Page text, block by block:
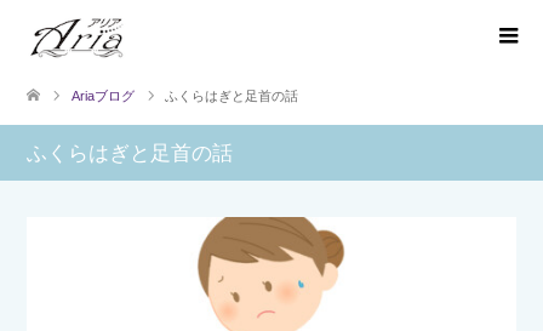
Ariaブログ ふくらはぎと足首の話
ふくらはぎと足首の話